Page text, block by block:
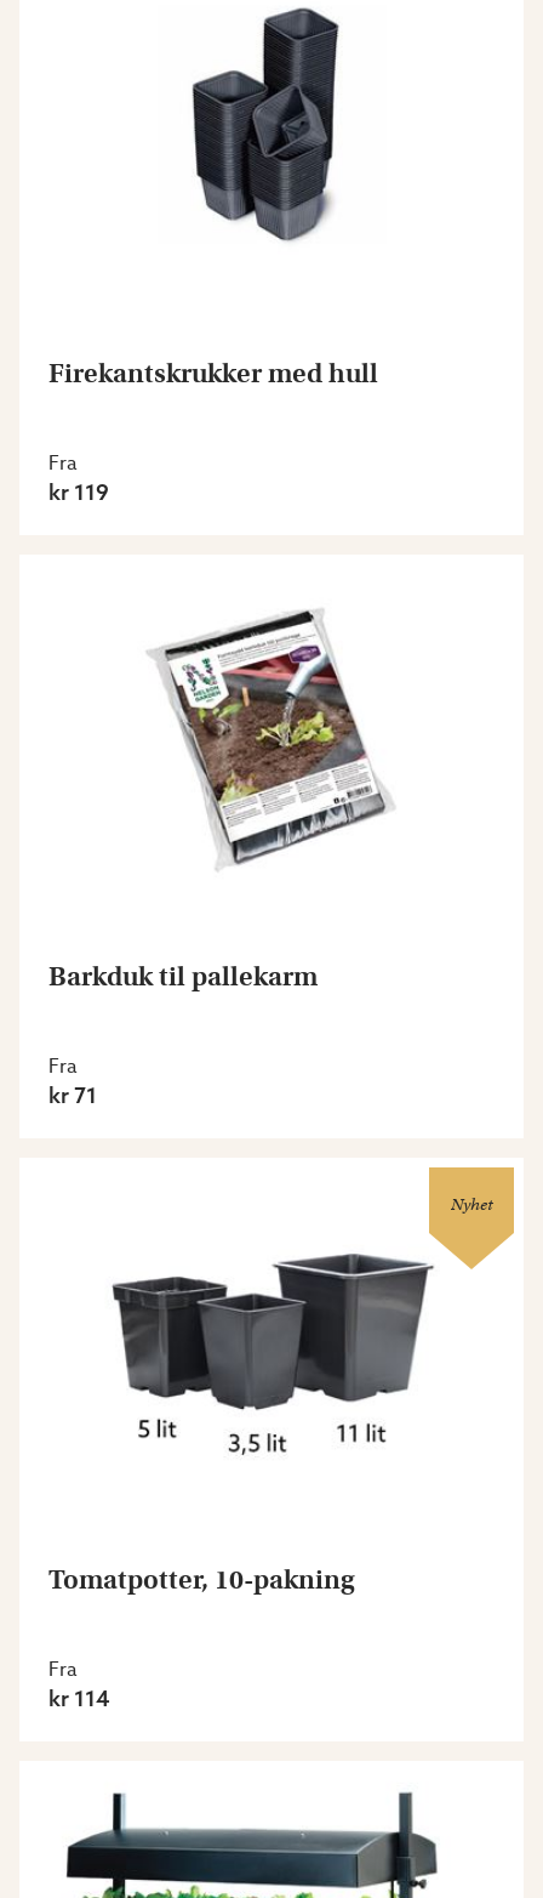
Firekantskrukker med hull
Fra
kr 119
Barkduk til pallekarm
Fra
kr 71
Nyhet
Tomatpotter, 10-pakning
Fra
kr 114